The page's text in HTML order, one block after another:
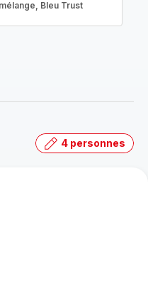
mélange, Bleu Trust
4 personnes